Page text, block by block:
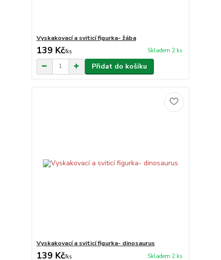
Vyskakovací a sviticí figurka- žába
139 Kč/ks Skladem 2 ks
Přidat do košíku
Vyskakovací a sviticí figurka- dinosaurus
139 Kč/ks Skladem 2 ks